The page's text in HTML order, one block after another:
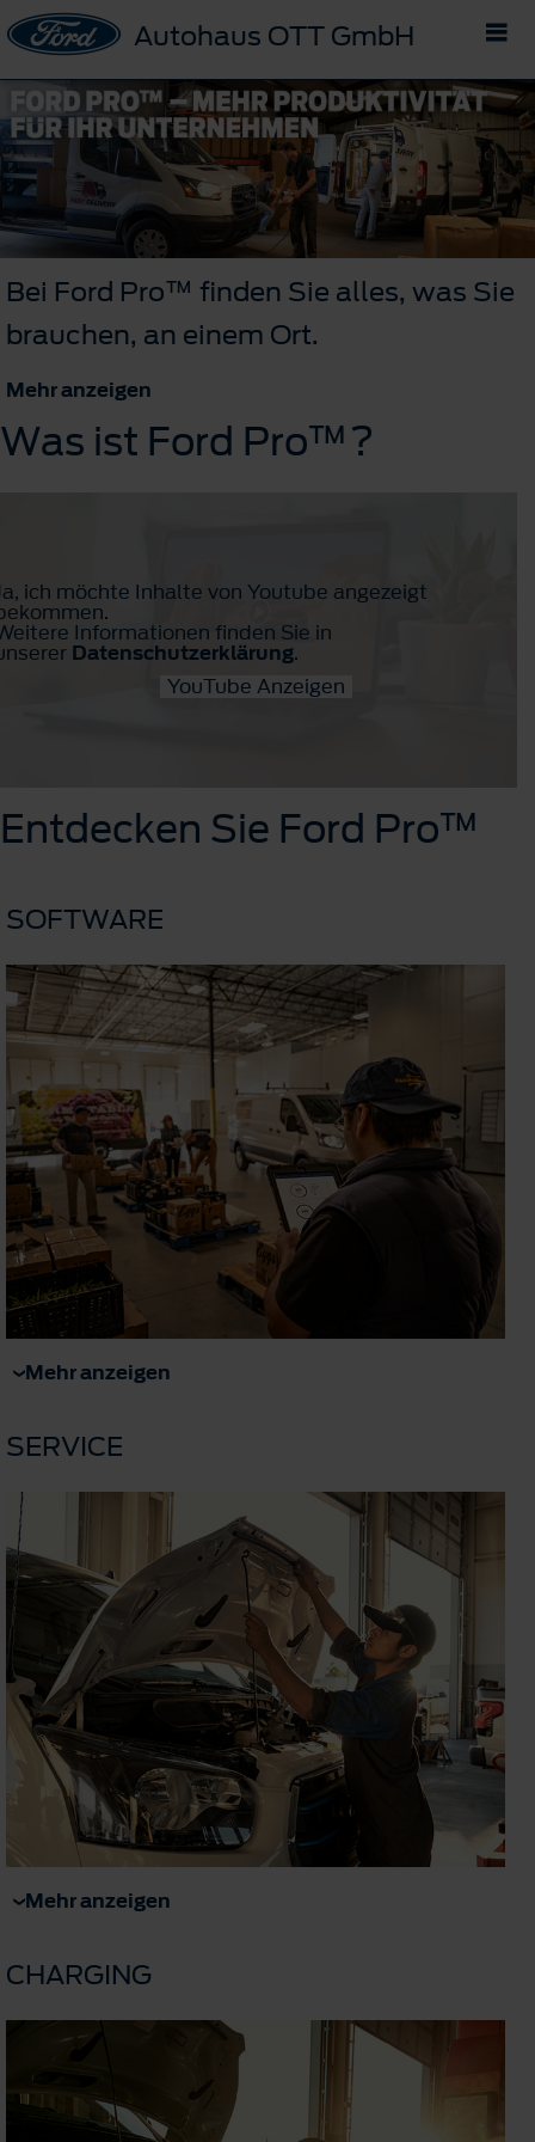
Autohaus OTT GmbH
Bei Ford Pro™ finden Sie alles, was Sie
brauchen, an einem Ort.
Mehr anzeigen
Was ist Ford Pro™?
ich möchte Inhalte von Youtube angezeigt
Informationen finden Sie in
Datenschutzerklärung.
YouTube Anzeigen
Entdecken Sie Ford Pro™
SOFTWARE
Mehr anzeigen
SERVICE
Mehr anzeigen
CHARGING